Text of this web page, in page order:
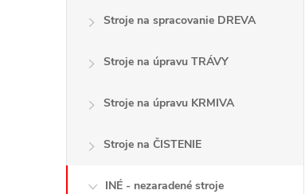
Stroje na spracovanie DREVA
Stroje na úpravu TRÁVY
Stroje na úpravu KRMIVA
Stroje na ČISTENIE
INÉ - nezaradené stroje